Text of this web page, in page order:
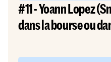
#11 - Yoann Lopez
dans la bourse ou